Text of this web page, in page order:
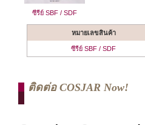
ซีรีย์ SBF / SDF
หมายเลขสินค้า
ซีรีย์ SBF / SDF
ติดต่อ COSJAR Now!